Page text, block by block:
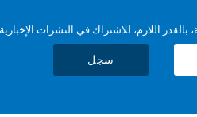
اللازم، للاشتراك في النشرات الإخبارية
سجل